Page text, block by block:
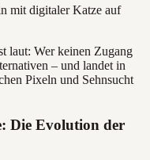
laut: Wer keinen Zugang
– und landet in
Pixeln und Sehnsucht
Die Evolution der